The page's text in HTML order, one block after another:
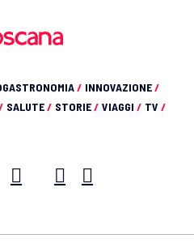
/ INNOVAZIONE/
SALUTE/ STORIE/ VIAGGI / TV /